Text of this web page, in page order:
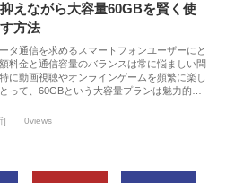
えながら大容量60GBを賢く使
方法
タ通信を求めるスマートフォンユーザーにと
料金と通信容量のバランスは常に悩ましい問
に動画視聴やオンラインゲームを頻繁に楽し
って、60GBという大容量プランは魅力的…
] 0views